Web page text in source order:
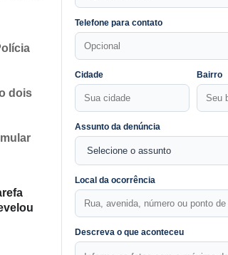
dois
Telefone para contato
Cidade Bairro
Assunto da denúncia
Local da ocorrência
Descreva o que aconteceu